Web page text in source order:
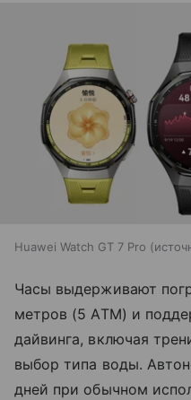
Huawei Watch GT 7 Pro
Часы выдерживают
метров (5 ATM) и
дайвинга, включая
выбор типа воды.
дней при обычном